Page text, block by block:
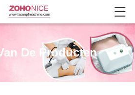
De Producten